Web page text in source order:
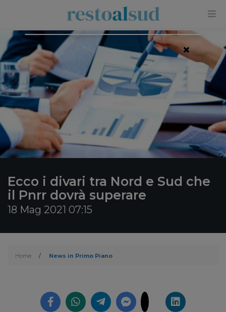
Ecco i divari tra Nord e Sud che
il Pnrr dovrà superare
18 Mag 2021 07:15
Home / News in Primo Piano
×